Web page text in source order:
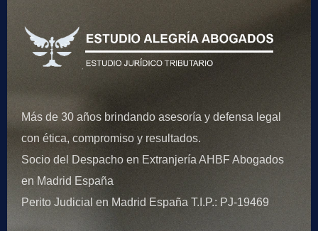
Más de 30 años brindando asesoría y defensa legal
con ética, compromiso y resultados.
Socio del Despacho en Extranjería AHBF Abogados
en Madrid España
Perito Judicial en Madrid España T.I.P.: PJ-19469